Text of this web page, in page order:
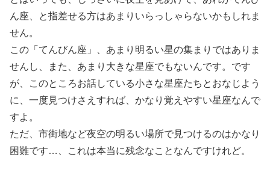
ん座、と指差せる方はあまりいらっしゃらないかもしれま
せん。
この「てんびん座」、あまり明るい星の集まりではありま
せんし、また、あまり大きな星座でもないんです。です
が、このところお話している小さな星座たちとおなじよう
に、一度見つけさえすれば、かなり覚えやすい星座なんで
すよ。
ただ、市街地など夜空の明るい場所で見つけるのはかなり
困難です…、これは本当に残念なことなんですけれど。